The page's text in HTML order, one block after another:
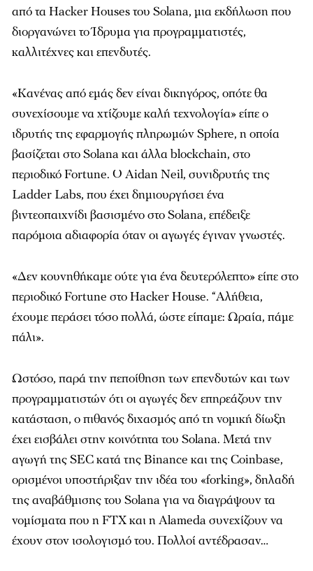
από τα Hacker Houses του Solana, μια εκδήλωση που
διοργανώνει το Ίδρυμα για προγραμματιστές,
καλλιτέχνες και επενδυτές.
«Kανένας από εμάς δεν είναι δικηγόρος, οπότε θα
συνεχίσουμε να χτίζουμε καλή τεχνολογία» είπε ο
ιδρυτής της εφαρμογής πληρωμών Sphere, η οποία
βασίζεται στο Solana και άλλα blockchain, στο
περιοδικό Fortune. Ο Aidan Neil, συνιδρυτής της
Ladder Labs, που έχει δημιουργήσει ένα
βιντεοπαιχνίδι βασισμένο στο Solana, επέδειξε
παρόμοια αδιαφορία όταν οι αγωγές έγιναν γνωστές.
«Δεν κουνηθήκαμε ούτε για ένα δευτερόλεπτο» είπε στο
περιοδικό Fortune στο Hacker House. “Αλήθεια,
έχουμε περάσει τόσο πολλά, ώστε είπαμε: Ωραία, πάμε
πάλι».
Ωστόσο, παρά την πεποίθηση των επενδυτών και των
προγραμματιστών ότι οι αγωγές δεν επηρεάζουν την
κατάσταση, ο πιθανός διχασμός από τη νομική δίωξη
έχει εισβάλει στην κοινότητα του Solana. Μετά την
αγωγή της SEC κατά της Binance και της Coinbase,
ορισμένοι υποστήριξαν την ιδέα του «forking», δηλαδή
της αναβάθμισης του Solana για να διαγράψουν τα
νομίσματα που η FTX και η Alameda συνεχίζουν να
έχουν στον ισολογισμό του. Πολλοί αντέδρασαν…